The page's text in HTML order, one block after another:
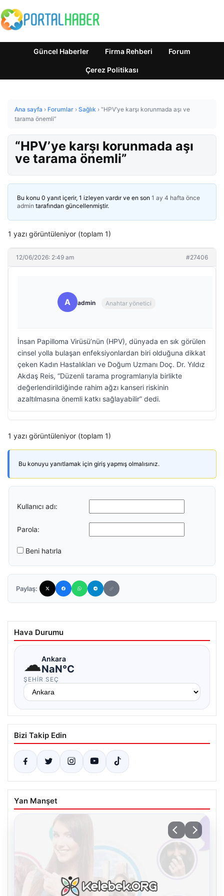
Güncel Haberler Firma Rehberi Forum
Çerez Politikası
Ana sayfa › Forumlar › Sağlık › “HPV’ye karşı korunmada aşı ve
tarama önemli”
“HPV’ye karşı korunmada aşı
ve tarama önemli”
Bu konu 0 yanıt içerir, 1 izleyen vardır ve en son 1 ay 4 hafta önce
admin tarafından güncellenmiştir.
1 yazı görüntüleniyor (toplam 1)
12/06/2026: 2:49 am #27406
A admin Anahtar yönetici
İnsan Papilloma Virüsü’nün (HPV), dünyada en sık görülen
cinsel yolla bulaşan enfeksiyonlardan biri olduğuna dikkat
çeken Kadın Hastalıkları ve Doğum Uzmanı Doç. Dr. Yıldız
Akdaş Reis, “Düzenli tarama programlarıyla birlikte
değerlendirildiğinde rahim ağzı kanseri riskinin
azaltılmasına önemli katkı sağlayabilir” dedi.
1 yazı görüntüleniyor (toplam 1)
Bu konuyu yanıtlamak için giriş yapmış olmalısınız.
Kullanıcı adı:
Parola:
Beni hatırla
Paylaş:
Hava Durumu
☁Ankara
NaN°C
ŞEHIR SEÇ
Bizi Takip Edin
Yan Manşet